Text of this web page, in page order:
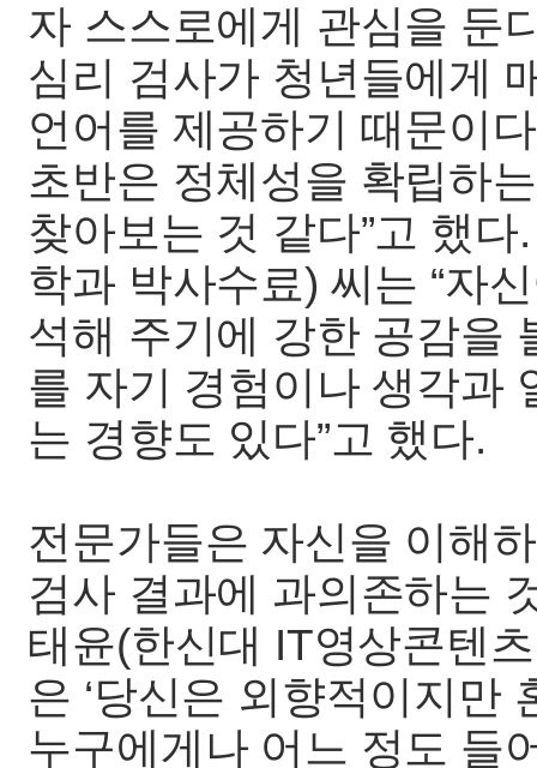
자 스스로에게 관심을 둔
심리 검사가 청년들에게
언어를 제공하기 때문이
초반은 정체성을 확립하
찾아보는 것 같다”고 했
학과 박사수료) 씨는 “자
석해 주기에 강한 공감을
를 자기 경험이나 생각과
는 경향도 있다”고 했다.
전문가들은 자신을 이해
검사 결과에 과의존하는
태윤(한신대 IT영상콘텐
은 ‘당신은 외향적이지만
누구에게나 어느 정도 들